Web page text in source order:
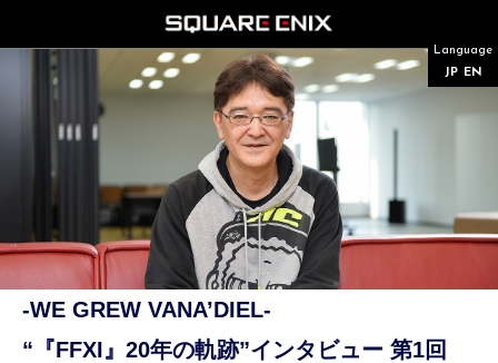
Language
JP
EN
-WE GREW VANA’DIEL-
“『FFXI』20年の軌跡”インタビュー 第1回